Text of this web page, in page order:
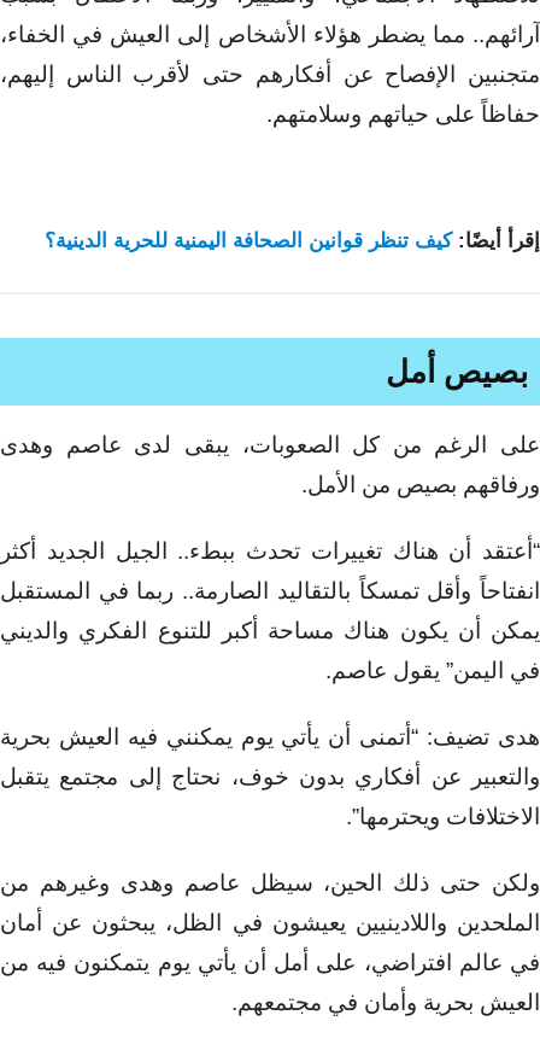
آرائهم.. مما يضطر هؤلاء الأشخاص إلى العيش في الخفاء،
متجنبين الإفصاح عن أفكارهم حتى لأقرب الناس إليهم،
حفاظاً على حياتهم وسلامتهم.
إقرأ أيضًا:كيف تنظر قوانين الصحافة اليمنية للحرية الدينية؟
بصيص أمل
على الرغم من كل الصعوبات، يبقى لدى عاصم وهدى
ورفاقهم بصيص من الأمل.
“أعتقد أن هناك تغييرات تحدث ببطء.. الجيل الجديد أكثر
انفتاحاً وأقل تمسكاً بالتقاليد الصارمة.. ربما في المستقبل
يمكن أن يكون هناك مساحة أكبر للتنوع الفكري والديني
في اليمن” يقول عاصم.
هدى تضيف: “أتمنى أن يأتي يوم يمكنني فيه العيش بحرية
والتعبير عن أفكاري بدون خوف، نحتاج إلى مجتمع يتقبل
الاختلافات ويحترمها”.
ولكن حتى ذلك الحين، سيظل عاصم وهدى وغيرهم من
الملحدين واللادينيين يعيشون في الظل، يبحثون عن أمان
في عالم افتراضي، على أمل أن يأتي يوم يتمكنون فيه من
العيش بحرية وأمان في مجتمعهم.